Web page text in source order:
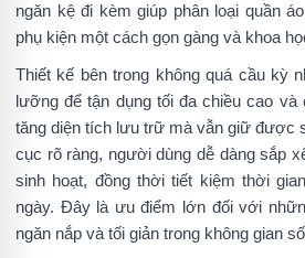
ngăn kệ đi kèm giúp phân loại quần
phụ kiện một cách gọn gàng và khoa
Thiết kế bên trong không quá cầu kỳ
lưỡng để tận dụng tối đa chiều cao
tăng diện tích lưu trữ mà vẫn giữ được
cục rõ ràng, người dùng dễ dàng sắp
sinh hoạt, đồng thời tiết kiệm thời
ngày. Đây là ưu điểm lớn đối với
ngăn nắp và tối giản trong không gian